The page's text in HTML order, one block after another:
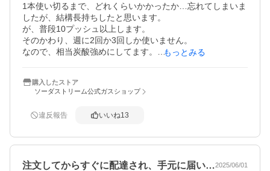
1本使い切るまで、どれくらいかかったか…忘れてしまいま
したが、結構長持ちしたと思います。
が、普段10プッシュ以上します。
そのかわり、週に2回か3回しか使いません。
なので、相当炭酸強めにしてます。
もっとみる
購入したストア
ソーダストリーム公式ガスショップ
違反報告 いいね13
注文してからすぐに配達され、手元に届い…2025/06/01